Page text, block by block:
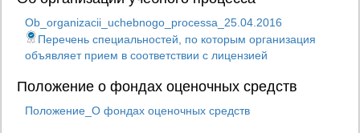
Ob_organizacii_uchebnogo_processa_25.04.2016
Перечень специальностей, по которым организация
объявляет прием в соответствии с лицензией
Положение о фондах оценочных средств
Положение_О фондах оценочных средств